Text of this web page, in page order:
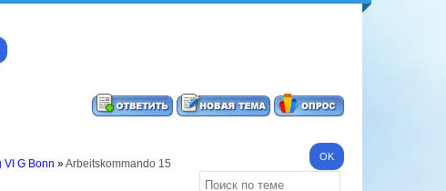
VI G Bonn »Arbeitskommando 15